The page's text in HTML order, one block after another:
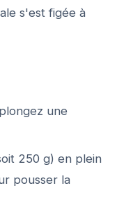
s'est figée à
une
250 g) en plein
pousser la